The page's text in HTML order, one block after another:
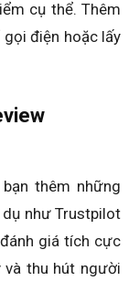
cụ thể. Thêm
gọi điện hoặc lấy
thêm những
như Trustpilot
giá tích cực
thu hút người